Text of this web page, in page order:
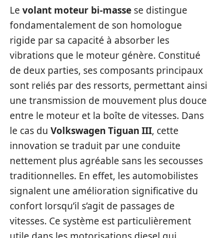
Le volant moteur bi-masse se distingue
fondamentalement de son homologue
rigide par sa capacité à absorber les
vibrations que le moteur génère. Constitué
de deux parties, ses composants principaux
sont reliés par des ressorts, permettant ainsi
une transmission de mouvement plus douce
entre le moteur et la boîte de vitesses. Dans
le cas du Volkswagen Tiguan III, cette
innovation se traduit par une conduite
nettement plus agréable sans les secousses
traditionnelles. En effet, les automobilistes
signalent une amélioration significative du
confort lorsqu’il s’agit de passages de
vitesses. Ce système est particulièrement